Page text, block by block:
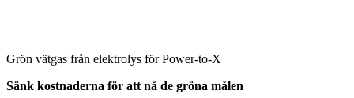
Grön vätgas från elektrolys för Power-to-X
Sänk kostnaderna för att nå de gröna målen